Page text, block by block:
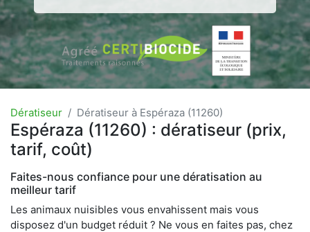
Dératiseur Dératiseur à Espéraza (11260)
Espéraza (11260) : dératiseur (prix,
tarif, coût)
Faites-nous confiance pour une dératisation au
meilleur tarif
Les animaux nuisibles vous envahissent mais vous
disposez d'un budget réduit ? Ne vous en faites pas, chez